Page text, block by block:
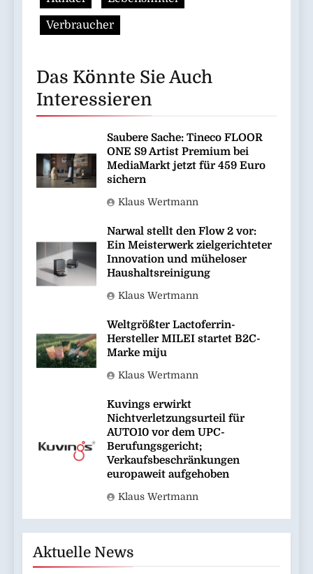
Verbraucher
Das Könnte Sie Auch
Interessieren
Saubere Sache: Tineco FLOOR
ONE S9 Artist Premium bei
MediaMarkt jetzt für 459 Euro
sichern
Klaus Wertmann
Narwal stellt den Flow 2 vor:
Ein Meisterwerk zielgerichteter
Innovation und müheloser
Haushaltsreinigung
Klaus Wertmann
Weltgrößter Lactoferrin-
Hersteller MILEI startet B2C-
Marke miju
Klaus Wertmann
Kuvings erwirkt
Nichtverletzungsurteil für
AUTO10 vor dem UPC-
Berufungsgericht;
Verkaufsbeschränkungen
europaweit aufgehoben
Klaus Wertmann
Aktuelle News